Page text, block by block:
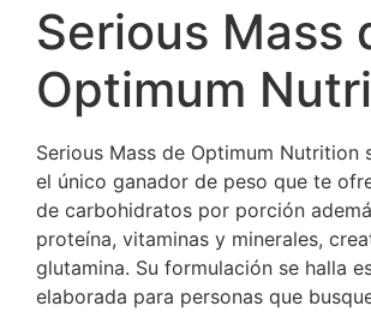
Serious Mass
Optimum
Serious Mass de Optimum Nutrition
el único ganador de peso que te
de carbohidratos por porción
proteína, vitaminas y minerales,
glutamina. Su formulación se halla
elaborada para personas que